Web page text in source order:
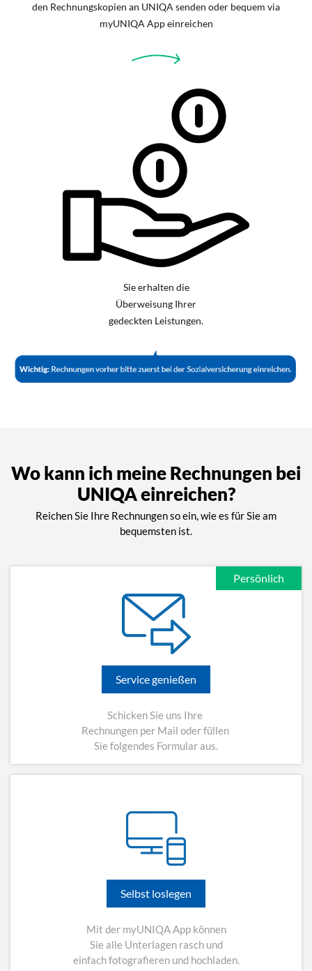
den Rechnungskopien an UNIQA senden oder bequem via
myUNIQA App einreichen
Sie erhalten die
Überweisung Ihrer
gedeckten Leistungen.
Wo kann ich meine Rechnungen bei
UNIQA einreichen?
Reichen Sie Ihre Rechnungen so ein, wie es für Sie am
bequemsten ist.
Persönlich
Service genießen
Schicken Sie uns Ihre
Rechnungen per Mail oder füllen
Sie folgendes Formular aus.
Selbst loslegen
Mit der myUNIQA App können
Sie alle Unterlagen rasch und
einfach fotografieren und hochladen.